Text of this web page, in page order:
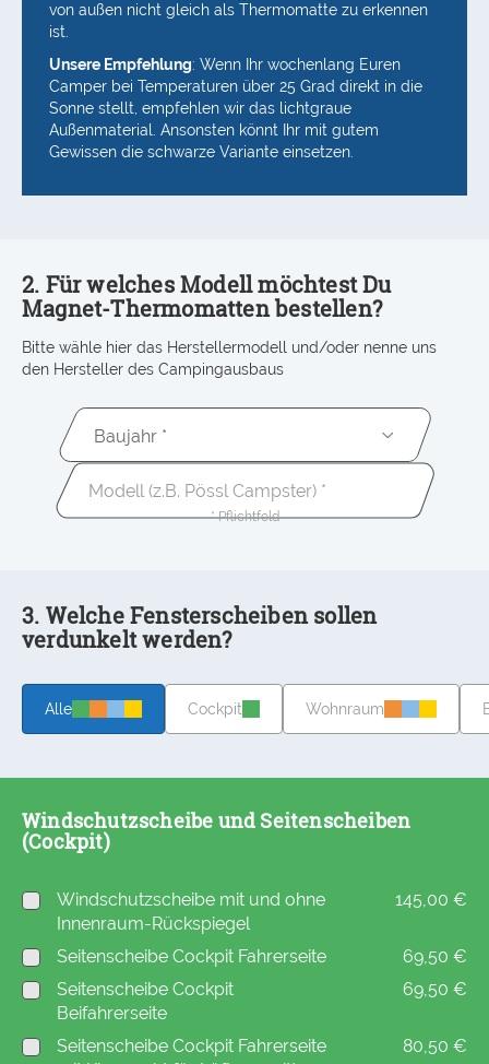
von außen nicht gleich als Thermomatte zu erkennen
ist.
Unsere Empfehlung: Wenn Ihr wochenlang Euren
Camper bei Temperaturen über 25 Grad direkt in die
Sonne stellt, empfehlen wir das lichtgraue
Außenmaterial. Ansonsten könnt Ihr mit gutem
Gewissen die schwarze Variante einsetzen.
2. Für welches Modell möchtest Du
Magnet-Thermomatten bestellen?
Bitte wähle hier das Herstellermodell und/oder nenne uns
den Hersteller des Campingausbaus
Baujahr *
* Pflichtfeld
3. Welche Fensterscheiben sollen
verdunkelt werden?
Alle Cockpit Wohnraum
Windschutzscheibe und Seitenscheiben
(Cockpit)
Windschutzscheibe mit und ohne
Innenraum-Rückspiegel
145,00 €
Seitenscheibe Cockpit Fahrerseite
69,50 €
Seitenscheibe Cockpit
Beifahrerseite
69,50 €
Seitenscheibe Cockpit Fahrerseite
80,50 €